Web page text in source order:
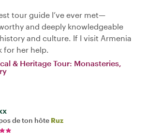
tour guide I’ve ever met—
and deeply knowledgeable
and culture. If I visit Armenia
for her help.
& Heritage Tour: Monasteries,
de ton hôte Ruz